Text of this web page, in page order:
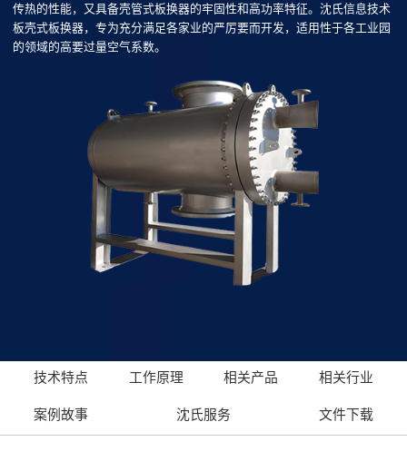
传热的性能，又具备壳管式板换器的牢固性和高功率特征。沈氏信息技术
板壳式板换器，专为充分满足各家业的严厉要而开发，适用性于各工业园
的领域的高要过量空气系数。
技术特点 工作原理 相关产品 相关行业
案例故事 沈氏服务 文件下载